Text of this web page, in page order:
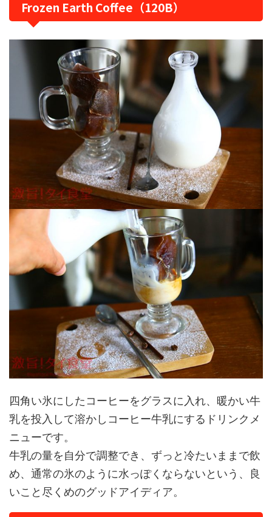
Frozen Earth Coffee（120B）
四角い氷にしたコーヒーをグラスに入れ、暖かい牛
乳を投入して溶かしコーヒー牛乳にするドリンクメ
ニューです。
牛乳の量を自分で調整でき、ずっと冷たいままで飲
め、通常の氷のように水っぽくならないという、良
いこと尽くめのグッドアイディア。